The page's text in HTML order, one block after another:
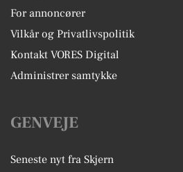
For annoncører
Vilkår og Privatlivspolitik
Kontakt VORES Digital
Administrer samtykke
GENVEJE
Seneste nyt fra Skjern